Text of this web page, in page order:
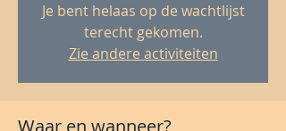
Je bent helaas op de wachtlijst
terecht gekomen.
Zie andere activiteiten
Waar en wanneer?